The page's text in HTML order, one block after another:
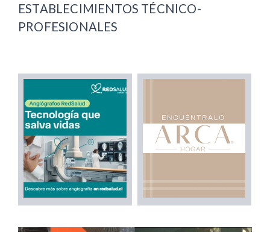
ESTABLECIMIENTOS TÉCNICO-
PROFESIONALES